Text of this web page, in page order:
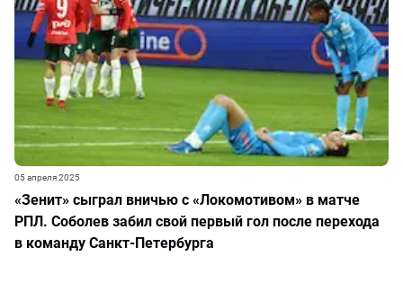
«Зенит» сыграл вничью с «Локомотивом» в матче
РПЛ. Соболев забил свой первый гол после перехода
в команду Санкт-Петербурга
05 апреля 2025